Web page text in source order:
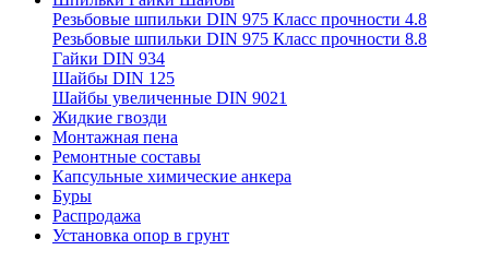
Резьбовые шпильки DIN 975 Класс прочности 4.8
Резьбовые шпильки DIN 975 Класс прочности 8.8
Гайки DIN 934
Шайбы DIN 125
Шайбы увеличенные DIN 9021
Жидкие гвозди
Монтажная пена
Ремонтные составы
Капсульные химические анкера
Буры
Распродажа
Установка опор в грунт